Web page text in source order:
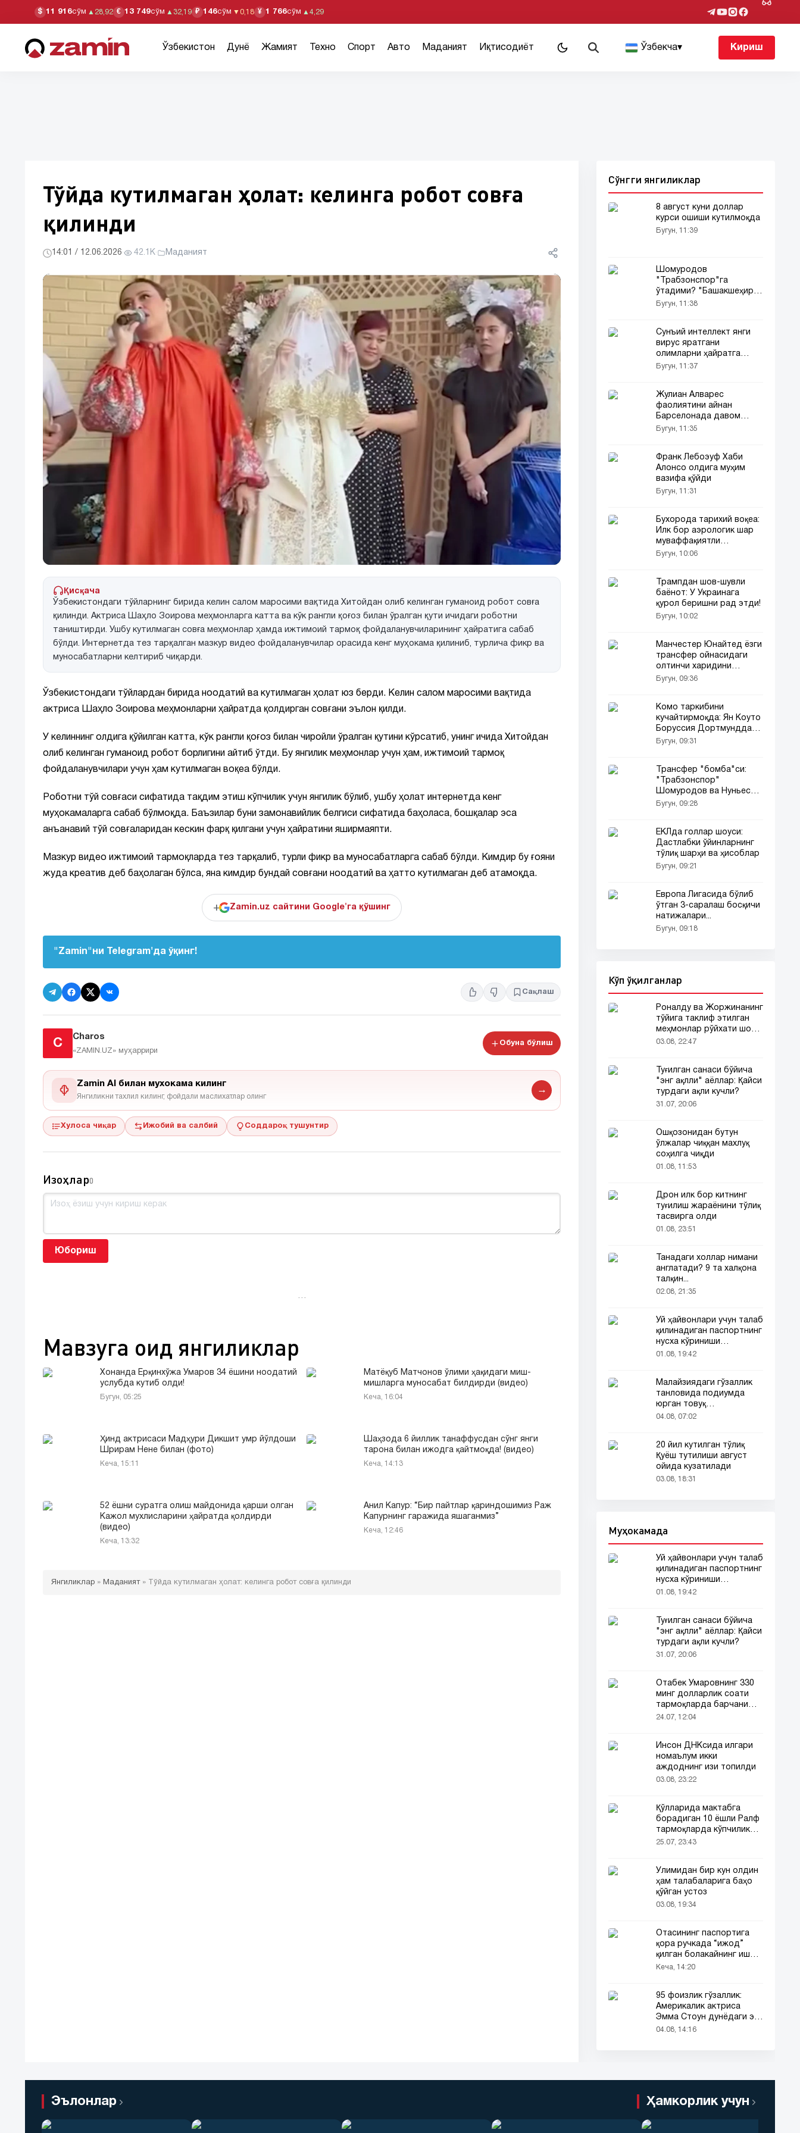
$ 11 916сўм ▲ 28,92 € 13 749сўм ▲ 32,19 ₽ 146сўм ▼ 0,18 ¥ 1 766сўм ▲ 4,29
Ўзбекистон Дунё Жамият Техно Спорт Авто Маданият Иқтисодиёт Ўзбекча▾ Кириш
Тўйда кутилмаган ҳолат: келинга робот совға
қилинди
14:01 / 12.06.2026· 42.1K· Маданият
Қисқача
Ўзбекистондаги тўйларнинг бирида келин салом маросими вақтида Хитойдан олиб келинган гуманоид робот совға
қилинди. Актриса Шаҳло Зоирова меҳмонларга катта ва кўк рангли қоғоз билан ўралган қути ичидаги роботни
таништирди. Ушбу кутилмаган совға меҳмонлар ҳамда ижтимоий тармоқ фойдаланувчиларининг ҳайратига сабаб
бўлди. Интернетда тез тарқалган мазкур видео фойдаланувчилар орасида кенг муҳокама қилиниб, турлича фикр ва
муносабатларни келтириб чиқарди.
Ўзбекистондаги тўйлардан бирида ноодатий ва кутилмаган ҳолат юз берди. Келин салом маросими вақтида
актриса Шаҳло Зоирова меҳмонларни ҳайратда қолдирган совғани эълон қилди.
У келиннинг олдига қўйилган катта, кўк рангли қоғоз билан чиройли ўралган қутини кўрсатиб, унинг ичида Хитойдан
олиб келинган гуманоид робот борлигини айтиб ўтди. Бу янгилик меҳмонлар учун ҳам, ижтимоий тармоқ
фойдаланувчилари учун ҳам кутилмаган воқеа бўлди.
Роботни тўй совғаси сифатида тақдим этиш кўпчилик учун янгилик бўлиб, ушбу ҳолат интернетда кенг
муҳокамаларга сабаб бўлмоқда. Баъзилар буни замонавийлик белгиси сифатида баҳоласа, бошқалар эса
анъанавий тўй совғаларидан кескин фарқ қилгани учун ҳайратини яширмаяпти.
Мазкур видео ижтимоий тармоқларда тез тарқалиб, турли фикр ва муносабатларга сабаб бўлди. Кимдир бу ғояни
жуда креатив деб баҳолаган бўлса, яна кимдир бундай совғани ноодатий ва ҳатто кутилмаган деб атамоқда.
+ Zamin.uz сайтини Google'га қўшинг
"Zamin"ни Telegram'да ўқинг!
Сақлаш
C
Charos
«ZAMIN.UZ» муҳаррири
Обуна бўлиш
Zamin AI билан мухокама килинг
Янгиликни тахлил килинг, фойдали маслихатлар олинг
→
Хулоса чиқар Ижобий ва салбий Соддароқ тушунтир
Изоҳлар0
Юбориш
…
Мавзуга оид янгиликлар
Хонанда Ёрқинхўжа Умаров 34 ёшини ноодатий
услубда кутиб олди!
Бугун, 05:25
Матёқуб Матчонов ўлими ҳақидаги миш-
мишларга муносабат билдирди (видео)
Кеча, 16:04
Ҳинд актрисаси Мадҳури Дикшит умр йўлдоши
Шрирам Нене билан (фото)
Кеча, 15:11
Шаҳзода 6 йиллик танаффусдан сўнг янги
тарона билан ижодга қайтмоқда! (видео)
Кеча, 14:13
52 ёшни суратга олиш майдонида қарши олган
Кажол мухлисларини ҳайратда қолдирди
(видео)
Кеча, 13:32
Анил Капур: “Бир пайтлар қариндошимиз Раж
Капурнинг гаражида яшаганмиз”
Кеча, 12:46
Янгиликлар » Маданият» Тўйда кутилмаган ҳолат: келинга робот совға қилинди
Сўнгги янгиликлар
8 август куни доллар
курси ошиши кутилмоқда
Бугун, 11:39
Шомуродов
"Трабзонспор"га
ўтадими? "Башакшеҳир"
президенти баёнот
Бугун, 11:38
Сунъий интеллект янги
вирус яратгани
олимларни ҳайратга
солди
Бугун, 11:37
Жулиан Алварес
фаолиятини айнан
Барселонада давом
эттирмоқчи
Бугун, 11:35
Франк Лебоэуф Хаби
Алонсо олдига муҳим
вазифа қўйди
Бугун, 11:31
Бухорода тарихий воқеа:
Илк бор аэрологик шар
муваффақиятли
учирилди!
Бугун, 10:06
Трампдан шов-шувли
баёнот: У Украинага
қурол беришни рад этди!
Бугун, 10:02
Манчестер Юнайтед ёзги
трансфер ойнасидаги
олтинчи харидини
расман эълон қилди
Бугун, 09:36
Комо таркибини
кучайтирмоқда: Ян Коуто
Боруссия Дортмунддан
трансфер қилинди
Бугун, 09:31
Трансфер "бомба"си:
"Трабзонспор"
Шомуродов ва Нуньесни
сотиб олмоқчи!
Бугун, 09:28
ЕКЛда голлар шоуси:
Дастлабки ўйинларнинг
тўлиқ шарҳи ва ҳисоблар
Бугун, 09:21
Европа Лигасида бўлиб
ўтган 3-саралаш босқичи
натижалари...
Бугун, 09:18
Кўп ўқилганлар
Роналду ва Жоржинанинг
тўйига таклиф этилган
меҳмонлар рўйхати шов-
шувда
03.08, 22:47
Туғилган санаси бўйича
"энг ақлли" аёллар: Қайси
турдаги ақли кучли?
31.07, 20:06
Ошқозонидан бутун
ўлжалар чиққан махлуқ
соҳилга чиқди
01.08, 11:53
Дрон илк бор китнинг
туғилиш жараёнини тўлиқ
тасвирга олди
01.08, 23:51
Танадаги холлар нимани
англатади? 9 та халқона
талқин...
02.08, 21:35
Уй ҳайвонлари учун талаб
қилинадиган паспортнинг
нусха кўриниши
тармоқларда тарқалди
01.08, 19:42
Малайзиядаги гўзаллик
танловида подиумда
юрган товуқ
томошабинлар
04.08, 07:02
20 йил кутилган тўлиқ
Қуёш тутилиши август
ойида кузатилади
03.08, 18:31
Муҳокамада
Уй ҳайвонлари учун талаб
қилинадиган паспортнинг
нусха кўриниши
тармоқларда тарқалди
01.08, 19:42
Туғилган санаси бўйича
"энг ақлли" аёллар: Қайси
турдаги ақли кучли?
31.07, 20:06
Отабек Умаровнинг 330
минг долларлик соати
тармоқларда барчани
эътиборини тортди!
24.07, 12:04
Инсон ДНКсида илгари
номаълум икки
аждоднинг изи топилди
03.08, 23:22
Қўлларида мактабга
борадиган 10 ёшли Ралф
тармоқларда кўпчиликни
таъсирлантирди
25.07, 23:43
Ўлимидан бир кун олдин
ҳам талабаларига баҳо
қўйган устоз
03.08, 19:34
Отасининг паспортига
қора ручкада “ижод”
қилган болакайнинг иши
барчанинг диққатини
Кеча, 14:20
95 фоизлик гўзаллик:
Америкалик актриса
Эмма Стоун дунёдаги энг
гўзал аёл деб топилди!
04.08, 14:16
Эълонлар Ҳамкорлик учун